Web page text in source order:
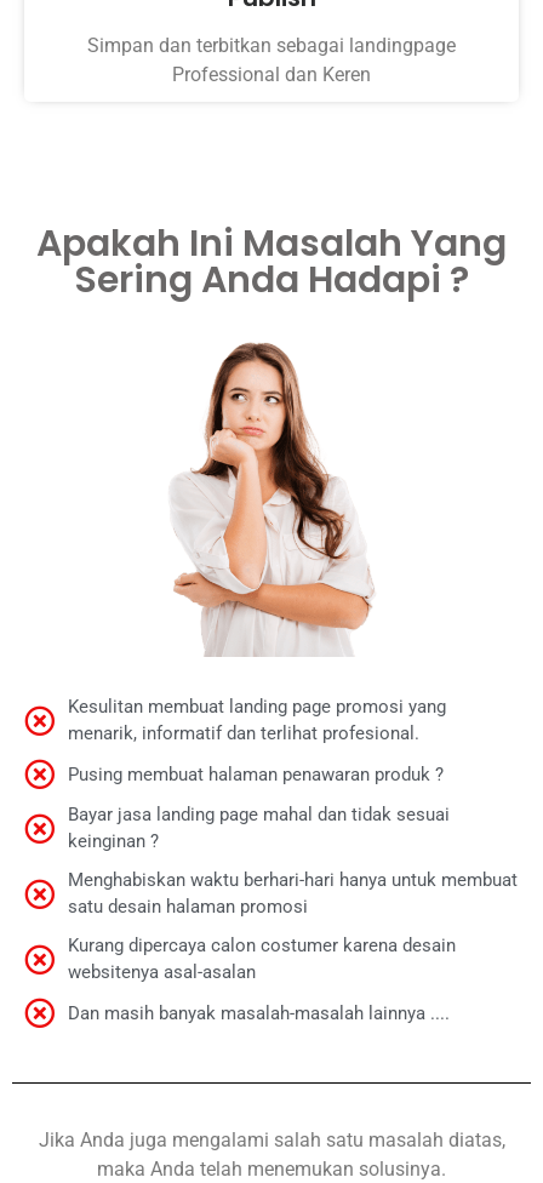
Simpan dan terbitkan sebagai landingpage
Professional dan Keren
Apakah Ini Masalah Yang
Sering Anda Hadapi ?
Kesulitan membuat landing page promosi yang
menarik, informatif dan terlihat profesional.
Pusing membuat halaman penawaran produk ?
Bayar jasa landing page mahal dan tidak sesuai
keinginan ?
Menghabiskan waktu berhari-hari hanya untuk membuat
satu desain halaman promosi
Kurang dipercaya calon costumer karena desain
websitenya asal-asalan
Dan masih banyak masalah-masalah lainnya ....
Jika Anda juga mengalami salah satu masalah diatas,
maka Anda telah menemukan solusinya.